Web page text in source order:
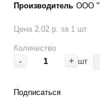
Производитель ООО
Цена 2,02 р. за 1 шт
Количество
- + шт
Подписаться